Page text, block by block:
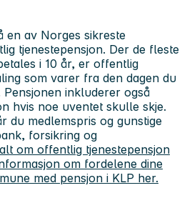
en av Norges sikreste
tjenestepensjon. Der de fleste
i 10 år, er offentlig
som varer fra den dagen du
inkluderer også
hvis noe uventet skulle skje.
du medlemspris og gunstige
forsikring og
om offentlig tjenestepensjon
om fordelene dine
med pensjon i KLP her.